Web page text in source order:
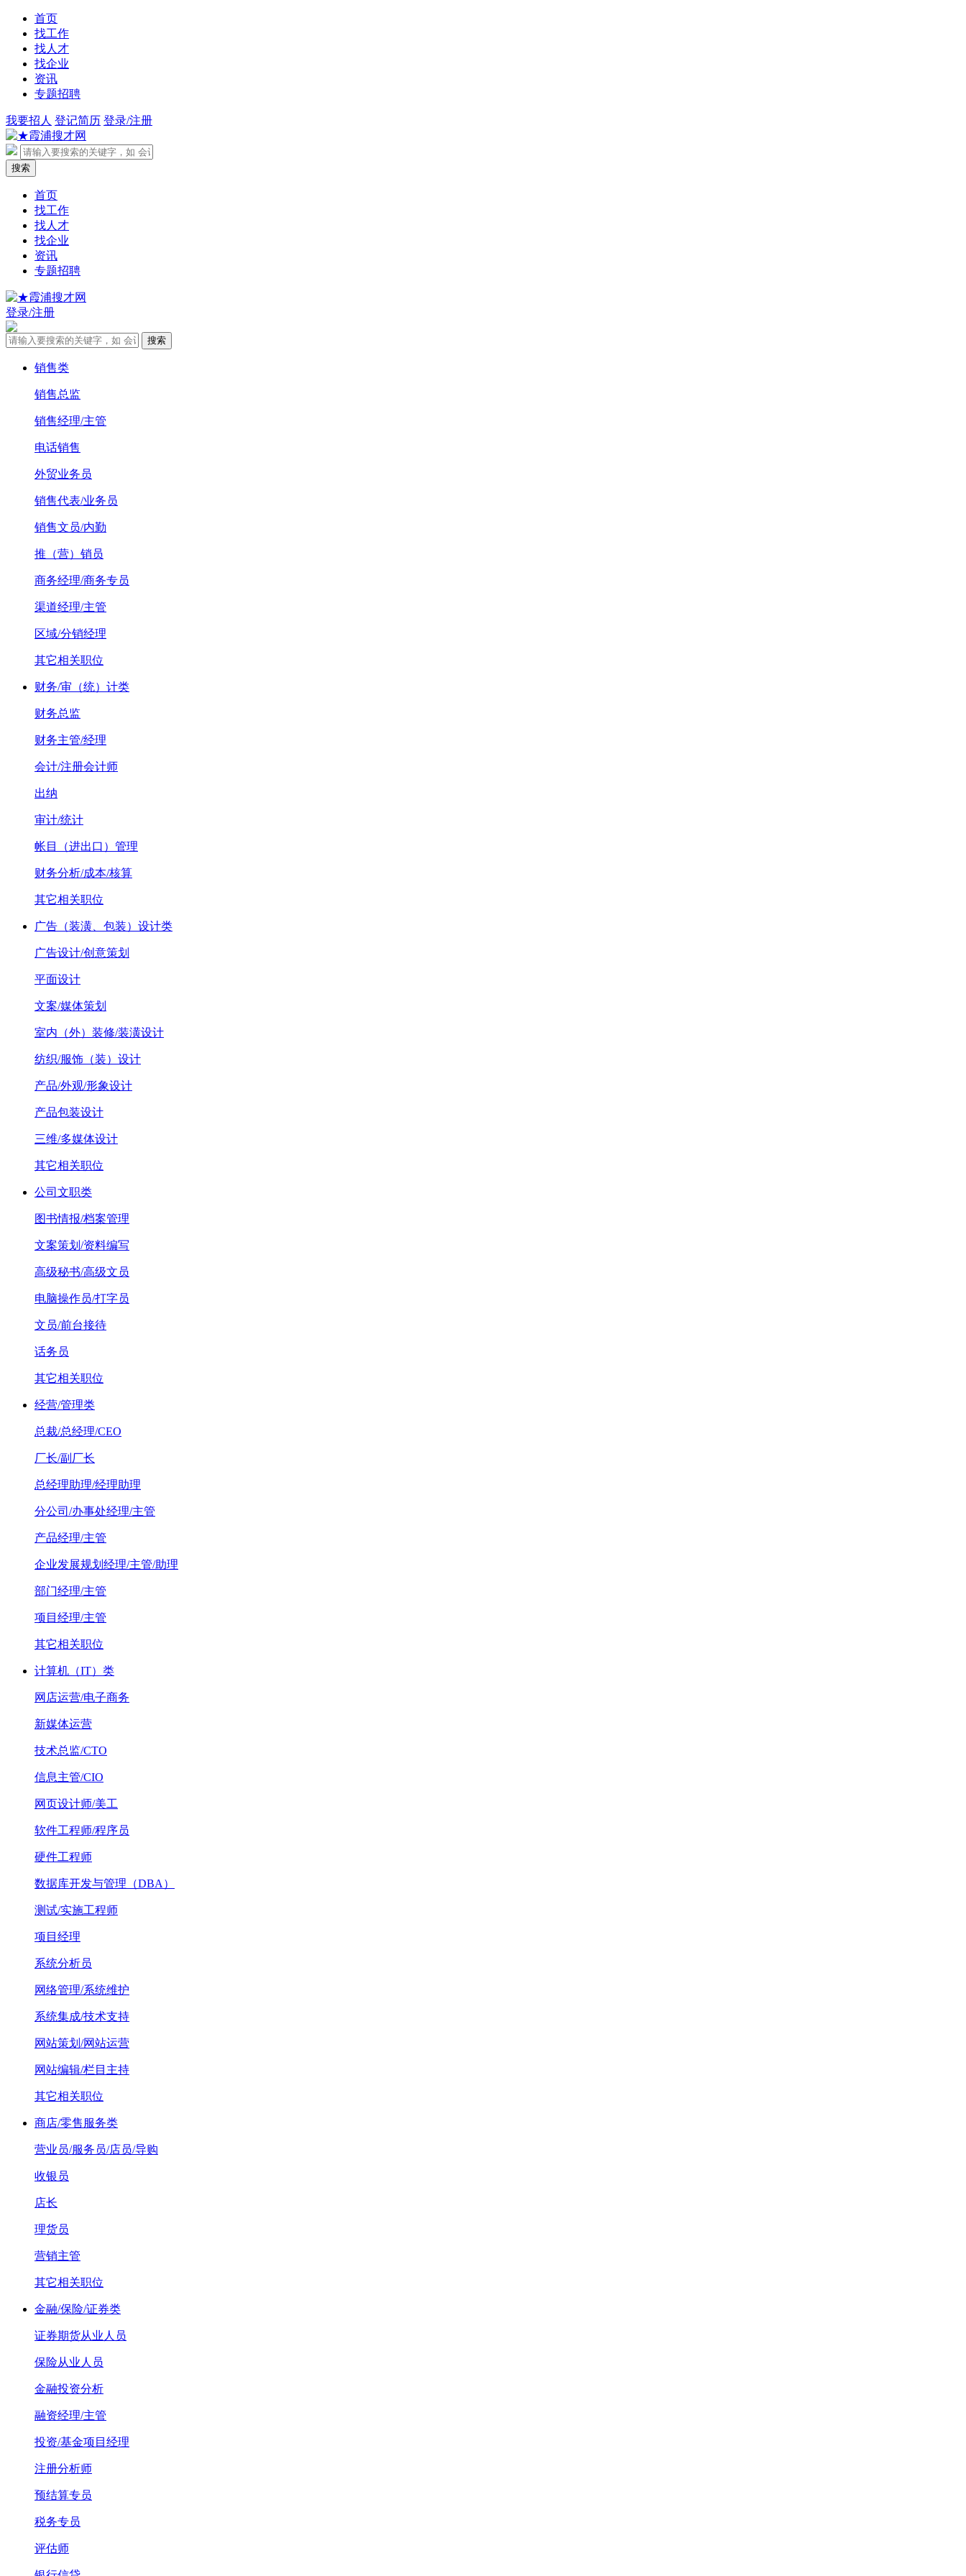
首页
找工作
找人才
找企业
资讯
专题招聘
我要招人 登记简历 登录/注册
首页
找工作
找人才
找企业
资讯
专题招聘
登录/注册
销售类
销售总监
销售经理/主管
电话销售
外贸业务员
销售代表/业务员
销售文员/内勤
推（营）销员
商务经理/商务专员
渠道经理/主管
区域/分销经理
其它相关职位
财务/审（统）计类
财务总监
财务主管/经理
会计/注册会计师
出纳
审计/统计
帐目（进出口）管理
财务分析/成本/核算
其它相关职位
广告（装潢、包装）设计类
广告设计/创意策划
平面设计
文案/媒体策划
室内（外）装修/装潢设计
纺织/服饰（装）设计
产品/外观/形象设计
产品包装设计
三维/多媒体设计
其它相关职位
公司文职类
图书情报/档案管理
文案策划/资料编写
高级秘书/高级文员
电脑操作员/打字员
文员/前台接待
话务员
其它相关职位
经营/管理类
总裁/总经理/CEO
厂长/副厂长
总经理助理/经理助理
分公司/办事处经理/主管
产品经理/主管
企业发展规划经理/主管/助理
部门经理/主管
项目经理/主管
其它相关职位
计算机（IT）类
网店运营/电子商务
新媒体运营
技术总监/CTO
信息主管/CIO
网页设计师/美工
软件工程师/程序员
硬件工程师
数据库开发与管理（DBA）
测试/实施工程师
项目经理
系统分析员
网络管理/系统维护
系统集成/技术支持
网站策划/网站运营
网站编辑/栏目主持
其它相关职位
商店/零售服务类
营业员/服务员/店员/导购
收银员
店长
理货员
营销主管
其它相关职位
金融/保险/证券类
证券期货从业人员
保险从业人员
金融投资分析
融资经理/主管
投资/基金项目经理
注册分析师
预结算专员
税务专员
评估师